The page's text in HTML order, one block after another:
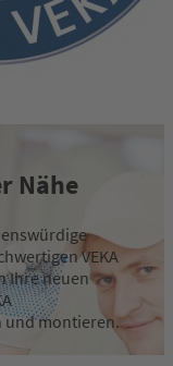
Nähe
VEKA
Ihre neuen
und montieren.